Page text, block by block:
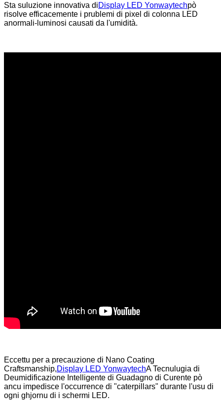
Sta suluzione innovativa diDisplay LED Yonwaytechpò
risolve efficacemente i prublemi di pixel di colonna LED
anormali-luminosi causati da l'umidità.
Eccettu per a precauzione di Nano Coating
Craftsmanship,Display LED YonwaytechA Tecnulugia di
Deumidificazione Intelligente di Guadagno di Curente pò
ancu impedisce l'occurrence di "caterpillars" durante l'usu di
ogni ghjornu di i schermi LED.